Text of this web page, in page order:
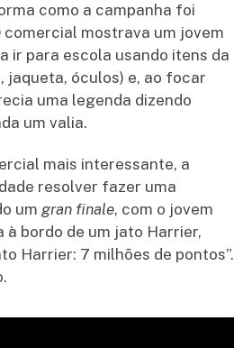
como a campanha foi
comercial mostrava um jovem
ir para escola usando itens da
jaqueta, óculos) e, ao focar
uma legenda dizendo
um valia.
mais interessante, a
resolver fazer uma
um gran finale, com o jovem
à bordo de um jato Harrier,
Harrier: 7 milhões de pontos”.